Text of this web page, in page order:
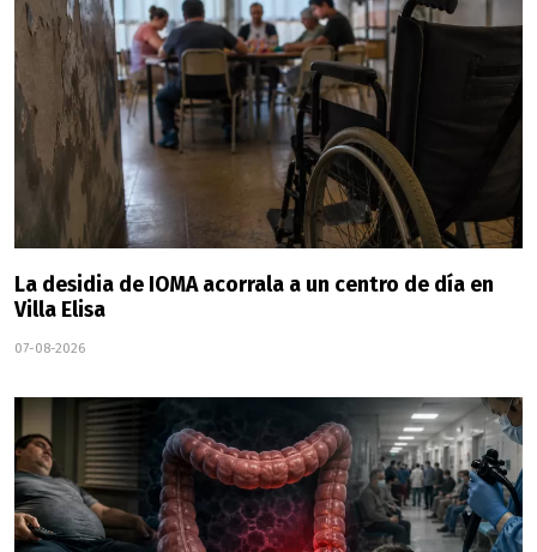
La desidia de IOMA acorrala a un centro de día en
Villa Elisa
07-08-2026